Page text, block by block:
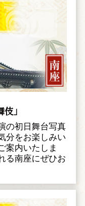
」
の初日舞台写真
分をお楽しみい
案内いたしま
る南座にぜひお